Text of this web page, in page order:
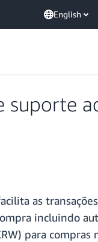
English
suporte
as
incluindo
para